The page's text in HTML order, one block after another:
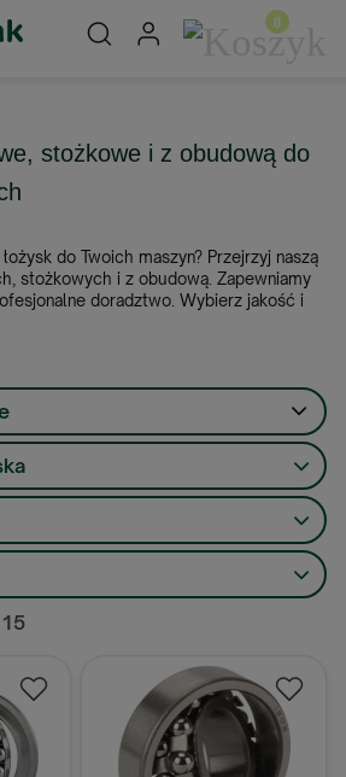
stożkowe i z obudową do
do Twoich maszyn? Przejrzyj naszą
stożkowych i z obudową. Zapewniamy
doradztwo. Wybierz jakość i